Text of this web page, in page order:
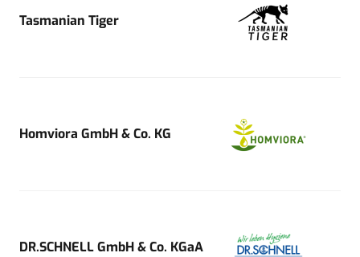
Tasmanian Tiger
Homviora GmbH & Co. KG
DR.SCHNELL GmbH & Co. KGaA